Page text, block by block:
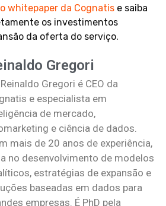
whitepaper da Cognatis e saiba
os investimentos
da oferta do serviço.
Gregori
Reinaldo Gregori é CEO da
e especialista em
de mercado,
e ciência de dados.
mais de 20 anos de experiência,
no desenvolvimento de modelos
estratégias de expansão e
baseadas em dados para
empresas. É PhD pela